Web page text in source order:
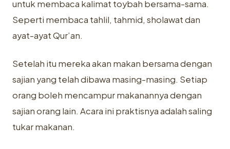
untuk membaca kalimat toybah bersama-sama.
Seperti membaca tahlil, tahmid, sholawat dan
ayat-ayat Qur’an.
Setelah itu mereka akan makan bersama dengan
sajian yang telah dibawa masing-masing. Setiap
orang boleh mencampur makanannya dengan
sajian orang lain. Acara ini praktisnya adalah saling
tukar makanan.